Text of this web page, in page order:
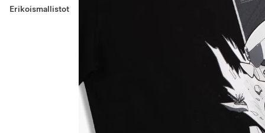
Erikoismallistot